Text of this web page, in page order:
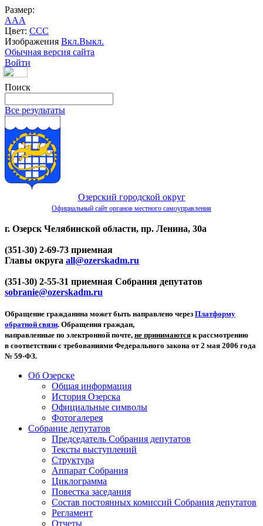
Размер:
AAA
Цвет: CCC
Изображения Вкл.Выкл.
Обычная версия сайта
Войти
Поиск
Все результаты
Озерский городской округ
Официальный сайт органов местного самоуправления
г. Озерск Челябинской области, пр. Ленина, 30а
(351-30) 2-69-73 приемная
Главы округа all@ozerskadm.ru
(351-30) 2-55-31 приемная Собрания депутатов
sobranie@ozerskadm.ru
Обращение гражданина может быть направлено через Платформу
обратной связи. Обращения граждан,
направленные по электронной почте, не принимаются к рассмотрению
в соответствии с требованиями Федерального закона от 2 мая 2006 года
№ 59-ФЗ.
Об Озерске
Общая информация
История Озерска
Официальные символы
Фотогалерея
Собрание депутатов
Председатель Собрания депутатов
Тексты выступлений
Структура
Аппарат Собрания
Циклограмма
Повестка заседания
Состав постоянных комиссий Собрания депутатов
Регламент
Отчеты